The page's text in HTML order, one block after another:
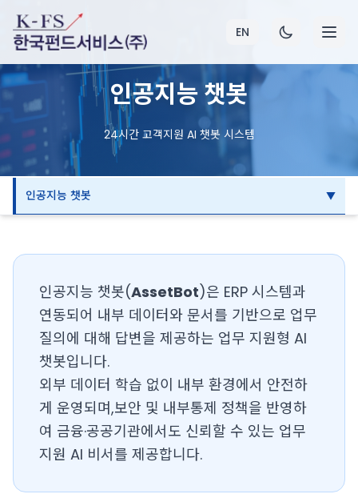
EN
인공지능 챗봇
24시간 고객지원 AI 챗봇 시스템
인공지능 챗봇
인공지능 챗봇(AssetBot)은 ERP 시스템과
연동되어 내부 데이터와 문서를 기반으로 업무
질의에 대해 답변을 제공하는 업무 지원형 AI
챗봇입니다.
외부 데이터 학습 없이 내부 환경에서 안전하
게 운영되며,보안 및 내부통제 정책을 반영하
여 금융·공공기관에서도 신뢰할 수 있는 업무
지원 AI 비서를 제공합니다.